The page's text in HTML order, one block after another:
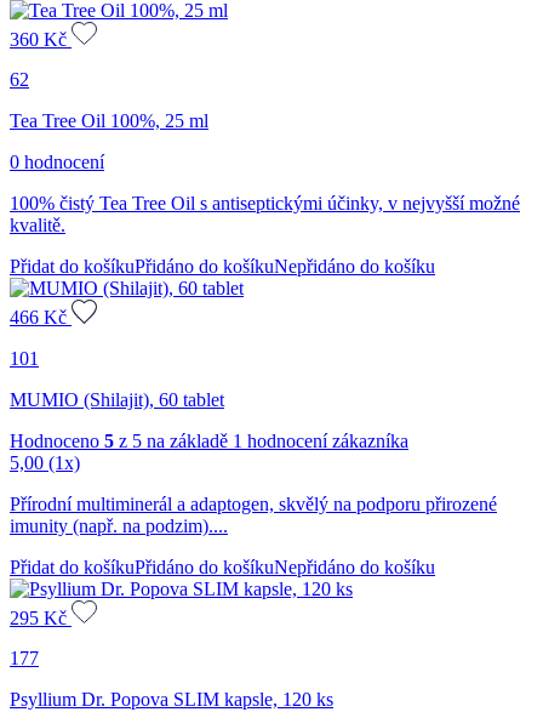
360 Kč
62
Tea Tree Oil 100%, 25 ml
0 hodnocení
100% čistý Tea Tree Oil s antiseptickými účinky, v nejvyšší možné
kvalitě.
Přidat do košíkuPřidáno do košíkuNepřidáno do košíku
466 Kč
101
MUMIO (Shilajit), 60 tablet
Hodnoceno 5 z 5 na základě 1 hodnocení zákazníka
5,00 (1x)
Přírodní multiminerál a adaptogen, skvělý na podporu přirozené
imunity (např. na podzim)....
Přidat do košíkuPřidáno do košíkuNepřidáno do košíku
295 Kč
177
Psyllium Dr. Popova SLIM kapsle, 120 ks